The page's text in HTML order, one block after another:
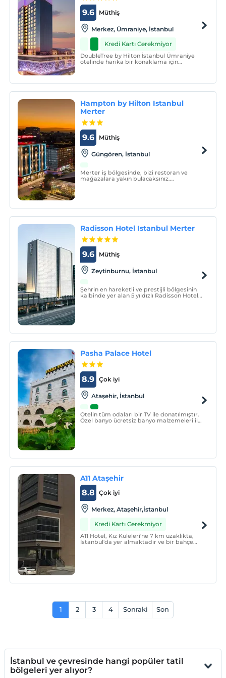
Müthiş
9.6
Merkez, Ümraniye, İstanbul
Kredi Kartı Gerekmiyor
DoubleTree by Hilton İstanbul Ümraniye
otelinde harika bir konaklama için
Hampton by Hilton Istanbul
Merter
Müthiş
9.6
Güngören, İstanbul
Merter iş bölgesinde, bizi restoran ve
mağazalara yakın bulacaksınız.
Radisson Hotel Istanbul Merter
Müthiş
9.6
Zeytinburnu, İstanbul
Şehrin en hareketli ve prestijli bölgesinin
kalbinde yer alan 5 yıldızlı Radisson Hotel
Pasha Palace Hotel
Çok iyi
8.9
Ataşehir, İstanbul
Otelin tüm odaları bir TV ile donatılmıştır.
Özel banyo ücretsiz banyo malzemeleri ile
A11 Ataşehir
Çok iyi
8.8
Merkez, Ataşehir,İstanbul
Kredi Kartı Gerekmiyor
A11 Hotel, Kız Kuleleri'ne 7 km uzaklıkta,
İstanbul'da yer almaktadır ve bir bahçe
1 2 3 4 Sonraki Son
İstanbul ve çevresinde hangi popüler tatil
bölgeleri yer alıyor?